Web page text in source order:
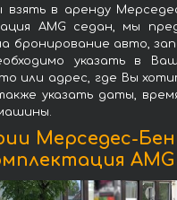
в аренду
AMG седан, мы
бронирование авто,
указать в
или адрес, где Вы
указать даты,
Мерседес-